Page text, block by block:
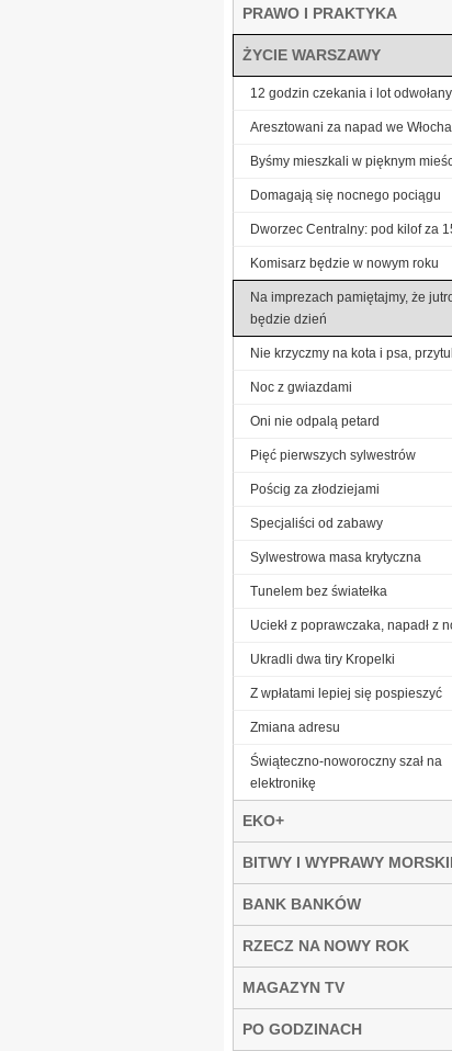
PRAWO I PRAKTYKA
ŻYCIE WARSZAWY
12 godzin czekania i lot odwołany
Aresztowani za napad we
Byśmy mieszkali w pięknym
Domagają się nocnego pociągu
Dworzec Centralny: pod kilof za
Komisarz będzie w nowym roku
Na imprezach pamiętajmy, że
będzie dzień
Nie krzyczmy na kota i psa,
Noc z gwiazdami
Oni nie odpalą petard
Pięć pierwszych sylwestrów
Pościg za złodziejami
Specjaliści od zabawy
Sylwestrowa masa krytyczna
Tunelem bez światełka
Uciekł z poprawczaka, napadł z
Ukradli dwa tiry Kropelki
Z wpłatami lepiej się pospieszyć
Zmiana adresu
Świąteczno-noworoczny szał na
elektronikę
EKO+
BITWY I WYPRAWY
BANK BANKÓW
RZECZ NA NOWY ROK
MAGAZYN TV
PO GODZINACH